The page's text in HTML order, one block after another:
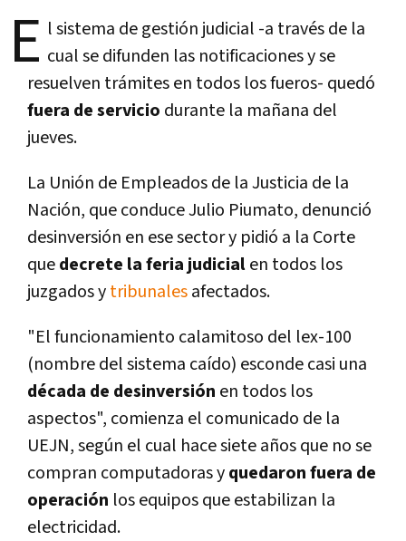
E l sistema de gestión judicial -a través de la
cual se difunden las notificaciones y se
resuelven trámites en todos los fueros- quedó
fuera de servicio durante la mañana del
jueves.
La Unión de Empleados de la Justicia de la
Nación, que conduce Julio Piumato, denunció
desinversión en ese sector y pidió a la Corte
quedecrete la feria judicialen todos los
juzgados ytribunalesafectados.
"El funcionamiento calamitoso del lex-100
(nombre del sistema caí­do) esconde casi una
década de desinversión en todos los
aspectos", comienza el comunicado de la
UEJN, según el cual hace siete años que no se
compran computadoras yquedaron fuera de
operación los equipos que estabilizan la
electricidad.